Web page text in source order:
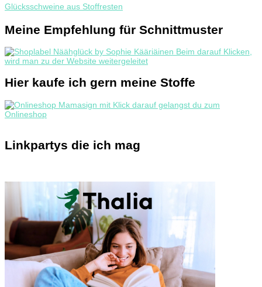
Glücksschweine aus Stoffresten
Meine Empfehlung für Schnittmuster
Hier kaufe ich gern meine Stoffe
Linkpartys die ich mag